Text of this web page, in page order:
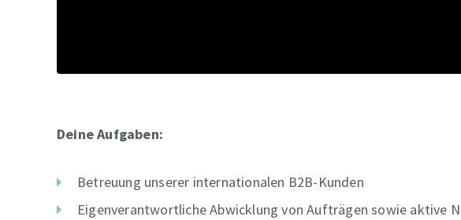
Deine Aufgaben:
Betreuung unserer internationalen B2B-Kunden
Eigenverantwortliche Abwicklung von Aufträgen sowie aktive